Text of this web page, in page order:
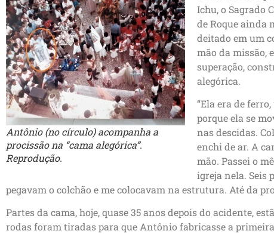
Antônio (no círculo) acompanha a
procissão na “cama alegórica”.
Reprodução.
Ichu, o Sagrado
de Roque ainda
deitado em um
mão da missão,
superação,
alegórica.
“Ela era de
porque ela se
nas descidas.
enchi de ar. A
mão. Passei o
igreja nela. Seis
pegavam o colchão e me colocavam na estrutura. Até da
Partes da cama, hoje, quase 35 anos depois do acidente,
rodas foram tiradas para que Antônio fabricasse a